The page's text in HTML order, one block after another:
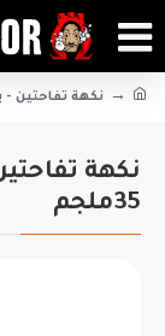
نكهة تفاحتين -
35ملجم